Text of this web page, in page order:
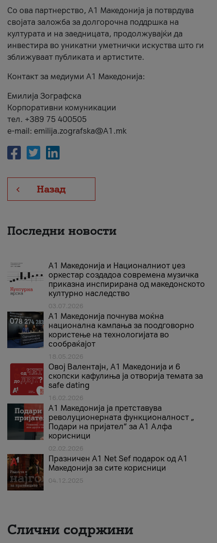
Со ова партнерство, A1 Македонија ја потврдува
својата заложба за долгорочна поддршка на
културата и на заедницата, продолжувајќи да
инвестира во уникатни уметнички искуства што ги
зближуваат публиката и артистите.
Контакт за медиуми А1 Македонија:
Емилија Зографска
Корпоративни комуникации
тел. +389 75 400505
e-mail: emilija.zografska@A1.mk
Назад
Последни новости
А1 Македонија и Националниот џез
оркестар создадоа современа музичка
приказна инспирирана од македонското
културно наследство
03.07.2026
A1 Македонија почнува моќна
национална кампања за поодговорно
користење на технологијата во
сообраќајот
18.05.2026
Овој Валентајн, A1 Македонија и 6
скопски кафулиња ја отворија темата за
safe dating
16.02.2026
А1 Македонија ја претставува
револуционерната функционалност „
Подари на пријател“ за А1 Алфа
корисници
02.02.2026
Празничен A1 Net Sеf подарок од А1
Македонија за сите корисници
04.12.2025
Слични содржини